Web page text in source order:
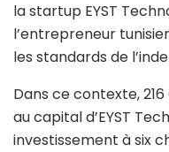
la startup EYST
l’entrepreneur
les standards de
Dans ce contexte,
au capital d’EYST
investissement à six